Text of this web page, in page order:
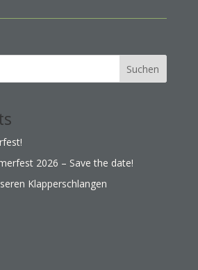
Suchen
2026 – Save the date!
Klapperschlangen